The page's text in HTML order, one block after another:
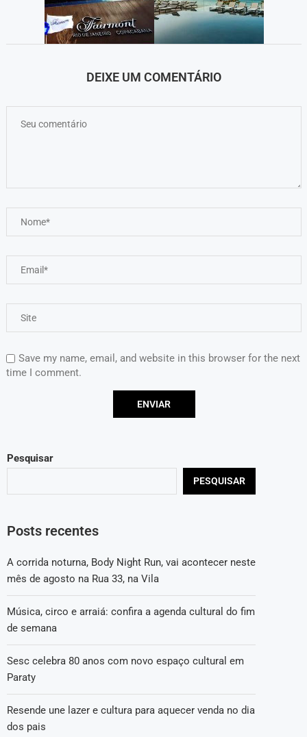
DEIXE UM COMENTÁRIO
Save my name, email, and website in this browser for the next
time I comment.
Pesquisar
PESQUISAR
Posts recentes
A corrida noturna, Body Night Run, vai acontecer neste
mês de agosto na Rua 33, na Vila
Música, circo e arraiá: confira a agenda cultural do fim
de semana
Sesc celebra 80 anos com novo espaço cultural em
Paraty
Resende une lazer e cultura para aquecer venda no dia
dos pais